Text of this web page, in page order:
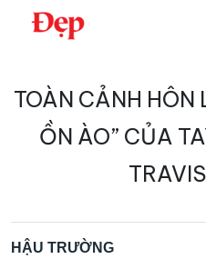
Chuyển
kiếm
cho:
TOÀN CẢNH HÔN
ỒN ÀO” CỦA
HẬU TRƯỜNG